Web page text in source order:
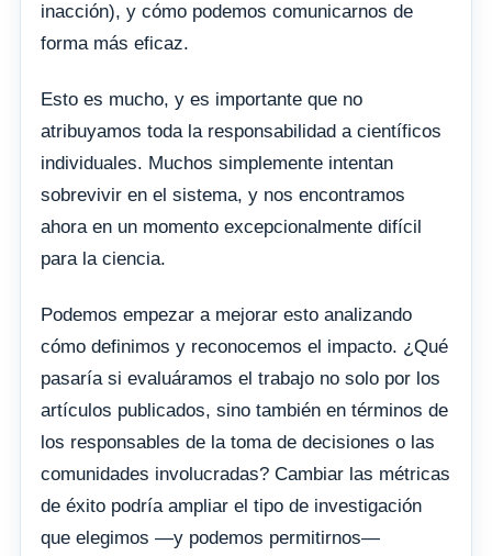
inacción), y cómo podemos comunicarnos de
forma más eficaz.
Esto es mucho, y es importante que no
atribuyamos toda la responsabilidad a científicos
individuales. Muchos simplemente intentan
sobrevivir en el sistema, y ​​nos encontramos
ahora en un momento excepcionalmente difícil
para la ciencia.
Podemos empezar a mejorar esto analizando
cómo definimos y reconocemos el impacto. ¿Qué
pasaría si evaluáramos el trabajo no solo por los
artículos publicados, sino también en términos de
los responsables de la toma de decisiones o las
comunidades involucradas? Cambiar las métricas
de éxito podría ampliar el tipo de investigación
que elegimos —y podemos permitirnos—